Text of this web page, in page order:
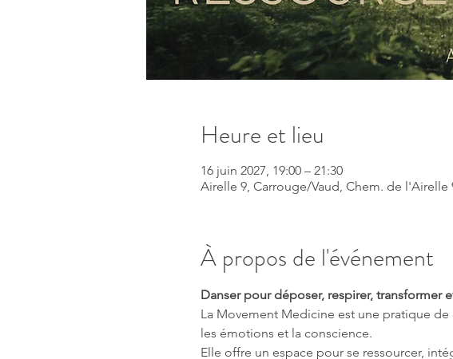
Heure et lieu
16 juin 2027, 19:00 – 21:30
Airelle 9, Carrouge/Vaud, Chem. de l'Airelle
À propos de l'événement
Danser pour déposer, respirer, transformer
La Movement Medicine est une pratique
les émotions et la conscience.
Elle offre un espace pour se ressourcer,